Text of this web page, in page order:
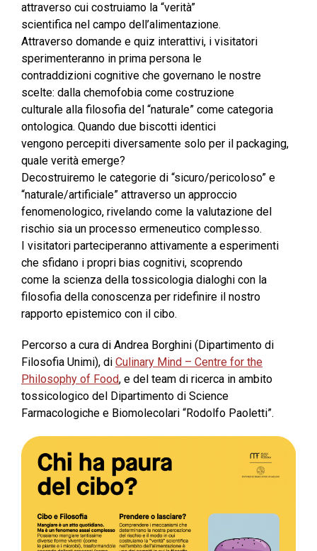
attraverso cui costruiamo la “verità”
scientifica nel campo dell’alimentazione.
Attraverso domande e quiz interattivi, i visitatori
sperimenteranno in prima persona le
contraddizioni cognitive che governano le nostre
scelte: dalla chemofobia come costruzione
culturale alla filosofia del “naturale” come categoria
ontologica. Quando due biscotti identici
vengono percepiti diversamente solo per il packaging,
quale verità emerge?
Decostruiremo le categorie di “sicuro/pericoloso” e
“naturale/artificiale” attraverso un approccio
fenomenologico, rivelando come la valutazione del
rischio sia un processo ermeneutico complesso.
I visitatori parteciperanno attivamente a esperimenti
che sfidano i propri bias cognitivi, scoprendo
come la scienza della tossicologia dialoghi con la
filosofia della conoscenza per ridefinire il nostro
rapporto epistemico con il cibo.
Percorso a cura di Andrea Borghini (Dipartimento di
Filosofia Unimi), di Culinary Mind – Centre for the
Philosophy of Food, e del team di ricerca in ambito
tossicologico del Dipartimento di Science
Farmacologiche e Biomolecolari “Rodolfo Paoletti”.